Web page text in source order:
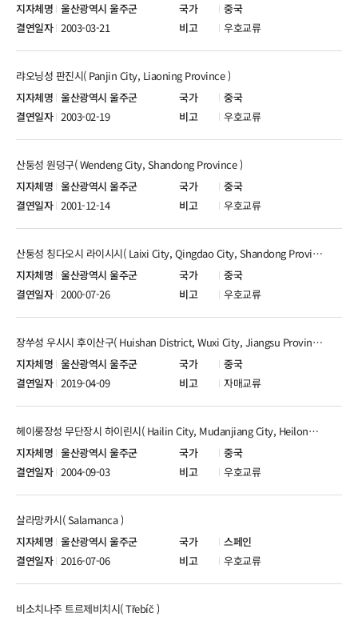
울산광역시 울주군 중국
2003-03-21 우호교류
울산광역시 울주군 중국
랴오닝성 판진시( Panjin City, Liaoning Province )
2003-02-19 우호교류
울산광역시 울주군 중국
산둥성 원덩구( Wendeng City, Shandong Province )
2001-12-14 우호교류
울산광역시 울주군 중국
산둥성 칭다오시 라이시시( Laixi City, Qingdao City, Shandong Province )
2000-07-26 우호교류
울산광역시 울주군 중국
장쑤성 우시시 후이산구( Huishan District, Wuxi City, Jiangsu Province )
2019-04-09 자매교류
울산광역시 울주군 중국
헤이룽장성 무단장시 하이린시( Hailin City, Mudanjiang City, Heilongjiang Province )
2004-09-03 우호교류
울산광역시 울주군 스페인
살라망카시( Salamanca )
2016-07-06 우호교류
비소치나주 트르제비치시( Třebíč )